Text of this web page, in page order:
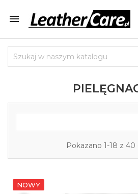

Pokazano 1-18 z 40
NOWY